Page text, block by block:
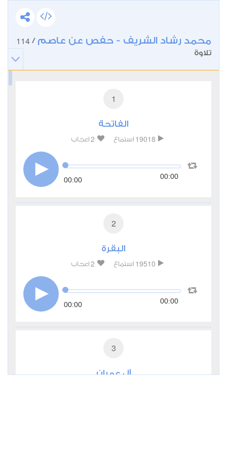
محمد رشاد الشريف - حفص عن عاصم /
114
تلاوة
1
الفاتحة
19018 استماع 2 اعجاب
00:00 00:00
2
البقرة
19510 استماع 2 اعجاب
00:00 00:00
3
آل عمران